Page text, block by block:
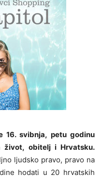
16. svibnja, petu godinu
život, obitelj i Hrvatsku.
ljudsko pravo, pravo na
hodati u 20 hrvatskih